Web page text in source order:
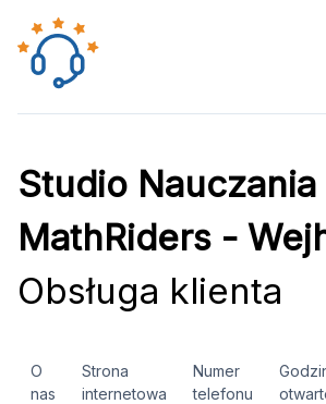
Studio Nauczania
MathRiders -
Obsługa klienta
O
nas
Strona
internetowa
Numer
telefonu